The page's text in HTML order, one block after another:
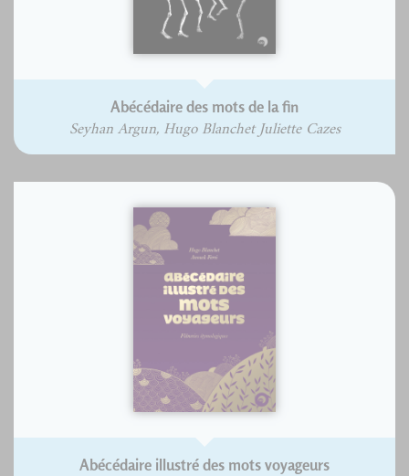
Abécédaire des mots de la fin
Seyhan Argun, Hugo Blanchet Juliette Cazes
Abécédaire illustré des mots voyageurs